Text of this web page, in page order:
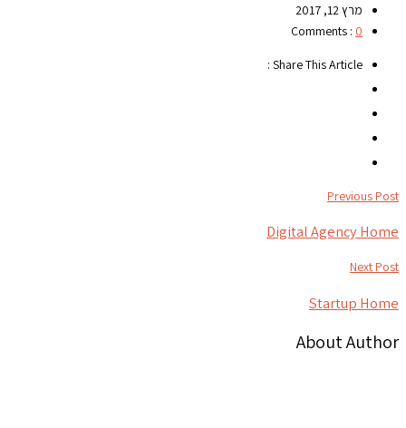
מרץ 12, 2017
Comments : 0
Share This Article :
Previous Post
Digital Agency Home
Next Post
Startup Home
About Author